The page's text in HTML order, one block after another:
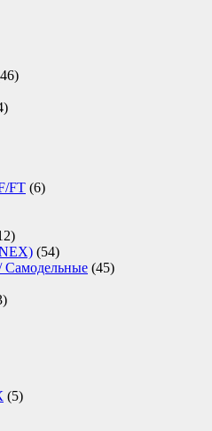
FT (6)
(54)
Самодельные (45)
(5)